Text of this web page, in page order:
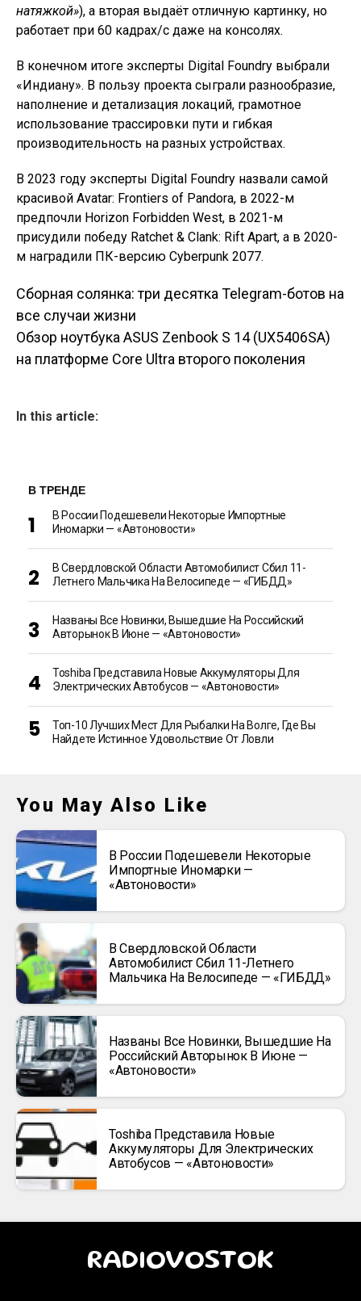
натяжкой»), а вторая выдаёт отличную картинку, но
работает при 60 кадрах/с даже на консолях.
В конечном итоге эксперты Digital Foundry выбрали
«Индиану». В пользу проекта сыграли разнообразие,
наполнение и детализация локаций, грамотное
использование трассировки пути и гибкая
производительность на разных устройствах.
В 2023 году эксперты Digital Foundry назвали самой
красивой Avatar: Frontiers of Pandora, в 2022-м
предпочли Horizon Forbidden West, в 2021-м
присудили победу Ratchet & Clank: Rift Apart, а в 2020-
м наградили ПК-версию Cyberpunk 2077.
Навигация по
записям
Сборная солянка: три десятка Telegram-ботов на
все случаи жизни
Обзор ноутбука ASUS Zenbook S 14 (UX5406SA)
на платформе Core Ultra второго поколения
In this article:
В ТРЕНДЕ
В России Подешевели Некоторые Импортные
Иномарки — «Автоновости»
В Свердловской Области Автомобилист Сбил 11-
Летнего Мальчика На Велосипеде — «ГИБДД»
Названы Все Новинки, Вышедшие На Российский
Авторынок В Июне — «Автоновости»
Toshiba Представила Новые Аккумуляторы Для
Электрических Автобусов — «Автоновости»
Топ-10 Лучших Мест Для Рыбалки На Волге, Где Вы
Найдете Истинное Удовольствие От Ловли
You May Also Like
В России Подешевели Некоторые
Импортные Иномарки —
«Автоновости»
В Свердловской Области
Автомобилист Сбил 11-Летнего
Мальчика На Велосипеде — «ГИБДД»
Названы Все Новинки, Вышедшие На
Российский Авторынок В Июне —
«Автоновости»
Toshiba Представила Новые
Аккумуляторы Для Электрических
Автобусов — «Автоновости»
RADIOVOSTOK